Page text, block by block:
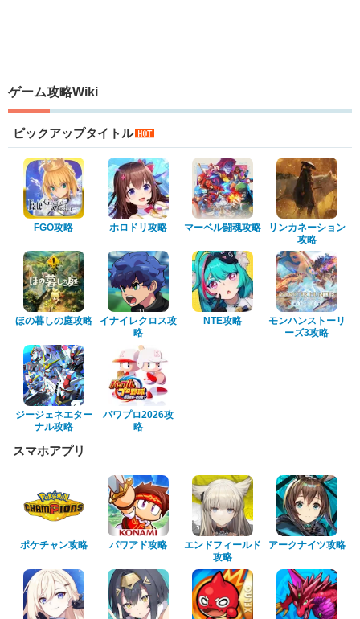
ゲーム攻略Wiki
ピックアップタイトル
FGO攻略 ホロドリ攻略 マーベル闘魂攻略
リンカネーション
攻略
ほの暮しの庭攻略
イナイレクロス攻
略
NTE攻略
モンハンストーリ
ーズ3攻略
ジージェネエター
ナル攻略
パワプロ2026攻
略
スマホアプリ
ポケチャン攻略 パワアド攻略
エンドフィールド
攻略
アークナイツ攻略